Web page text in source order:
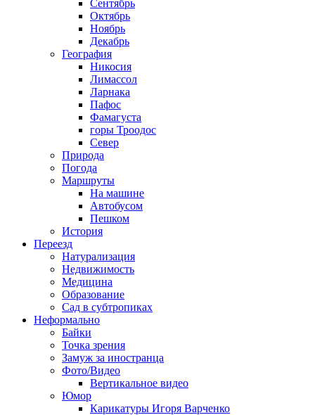
Сентябрь
Октябрь
Ноябрь
Декабрь
География
Никосия
Лимассол
Ларнака
Пафос
Фамагуста
горы Троодос
Север
Природа
Погода
Маршруты
На машине
Автобусом
Пешком
История
Переезд
Натурализация
Недвижимость
Медицина
Образование
Сад в субтропиках
Неформально
Байки
Точка зрения
Замуж за иностранца
Фото/Видео
Вертикальное видео
Юмор
Карикатуры Игоря Варченко